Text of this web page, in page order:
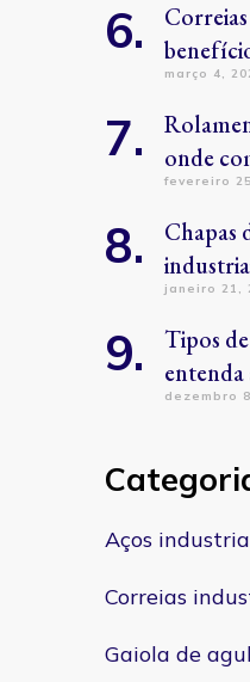
março 4,
onde
fevereiro
Chapas
janeiro 21,
Tipos
entenda
dezembro
Aços
Correias
Gaiola de